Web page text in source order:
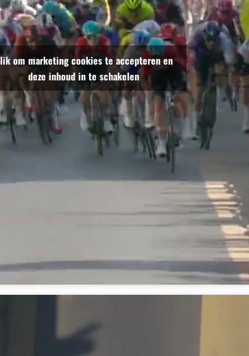
om marketing cookies te accepteren en
deze inhoud in te schakelen